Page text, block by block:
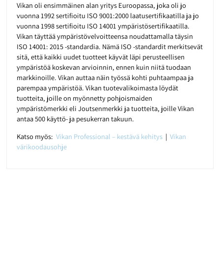
Vikan oli ensimmäinen alan yritys Euroopassa, joka oli jo
vuonna 1992 sertifioitu ISO 9001:2000 laatusertifikaatilla ja jo
vuonna 1998 sertifioitu ISO 14001 ympäristösertifikaatilla.
Vikan täyttää ympäristövelvoitteensa noudattamalla täysin
ISO 14001: 2015 -standardia. Nämä ISO -standardit merkitsevät
sitä, että kaikki uudet tuotteet käyvät läpi perusteellisen
ympäristöä koskevan arvioinnin, ennen kuin niitä tuodaan
markkinoille. Vikan auttaa näin työssä kohti puhtaampaa ja
parempaa ympäristöä. Vikan tuotevalikoimasta löydät
tuotteita, joille on myönnetty pohjoismaiden
ympäristömerkki eli Joutsenmerkki ja tuotteita, joille Vikan
antaa 500 käyttö- ja pesukerran takuun.
Katso myös:Vikan Professional – kestävä kehitys | Vikan
värikoodausohje